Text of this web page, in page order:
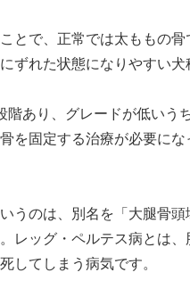
とで、正常では太ももの
ずれた状態になりやすい犬
階あり、グレードが低い
を固定する治療が必要に
うのは、別名を「大腿骨
レッグ・ペルテス病とは
してしまう病気です。